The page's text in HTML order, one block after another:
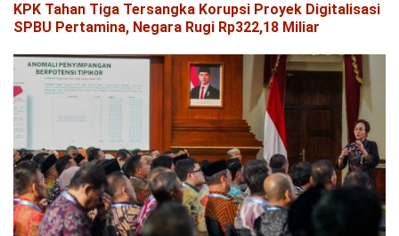
KPK Tahan Tiga Tersangka Korupsi Proyek Digitalisasi
SPBU Pertamina, Negara Rugi Rp322,18 Miliar